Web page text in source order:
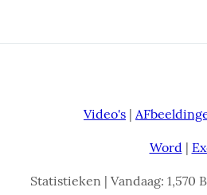
Video's |
Word |
Statistieken | Vandaag: 1,570